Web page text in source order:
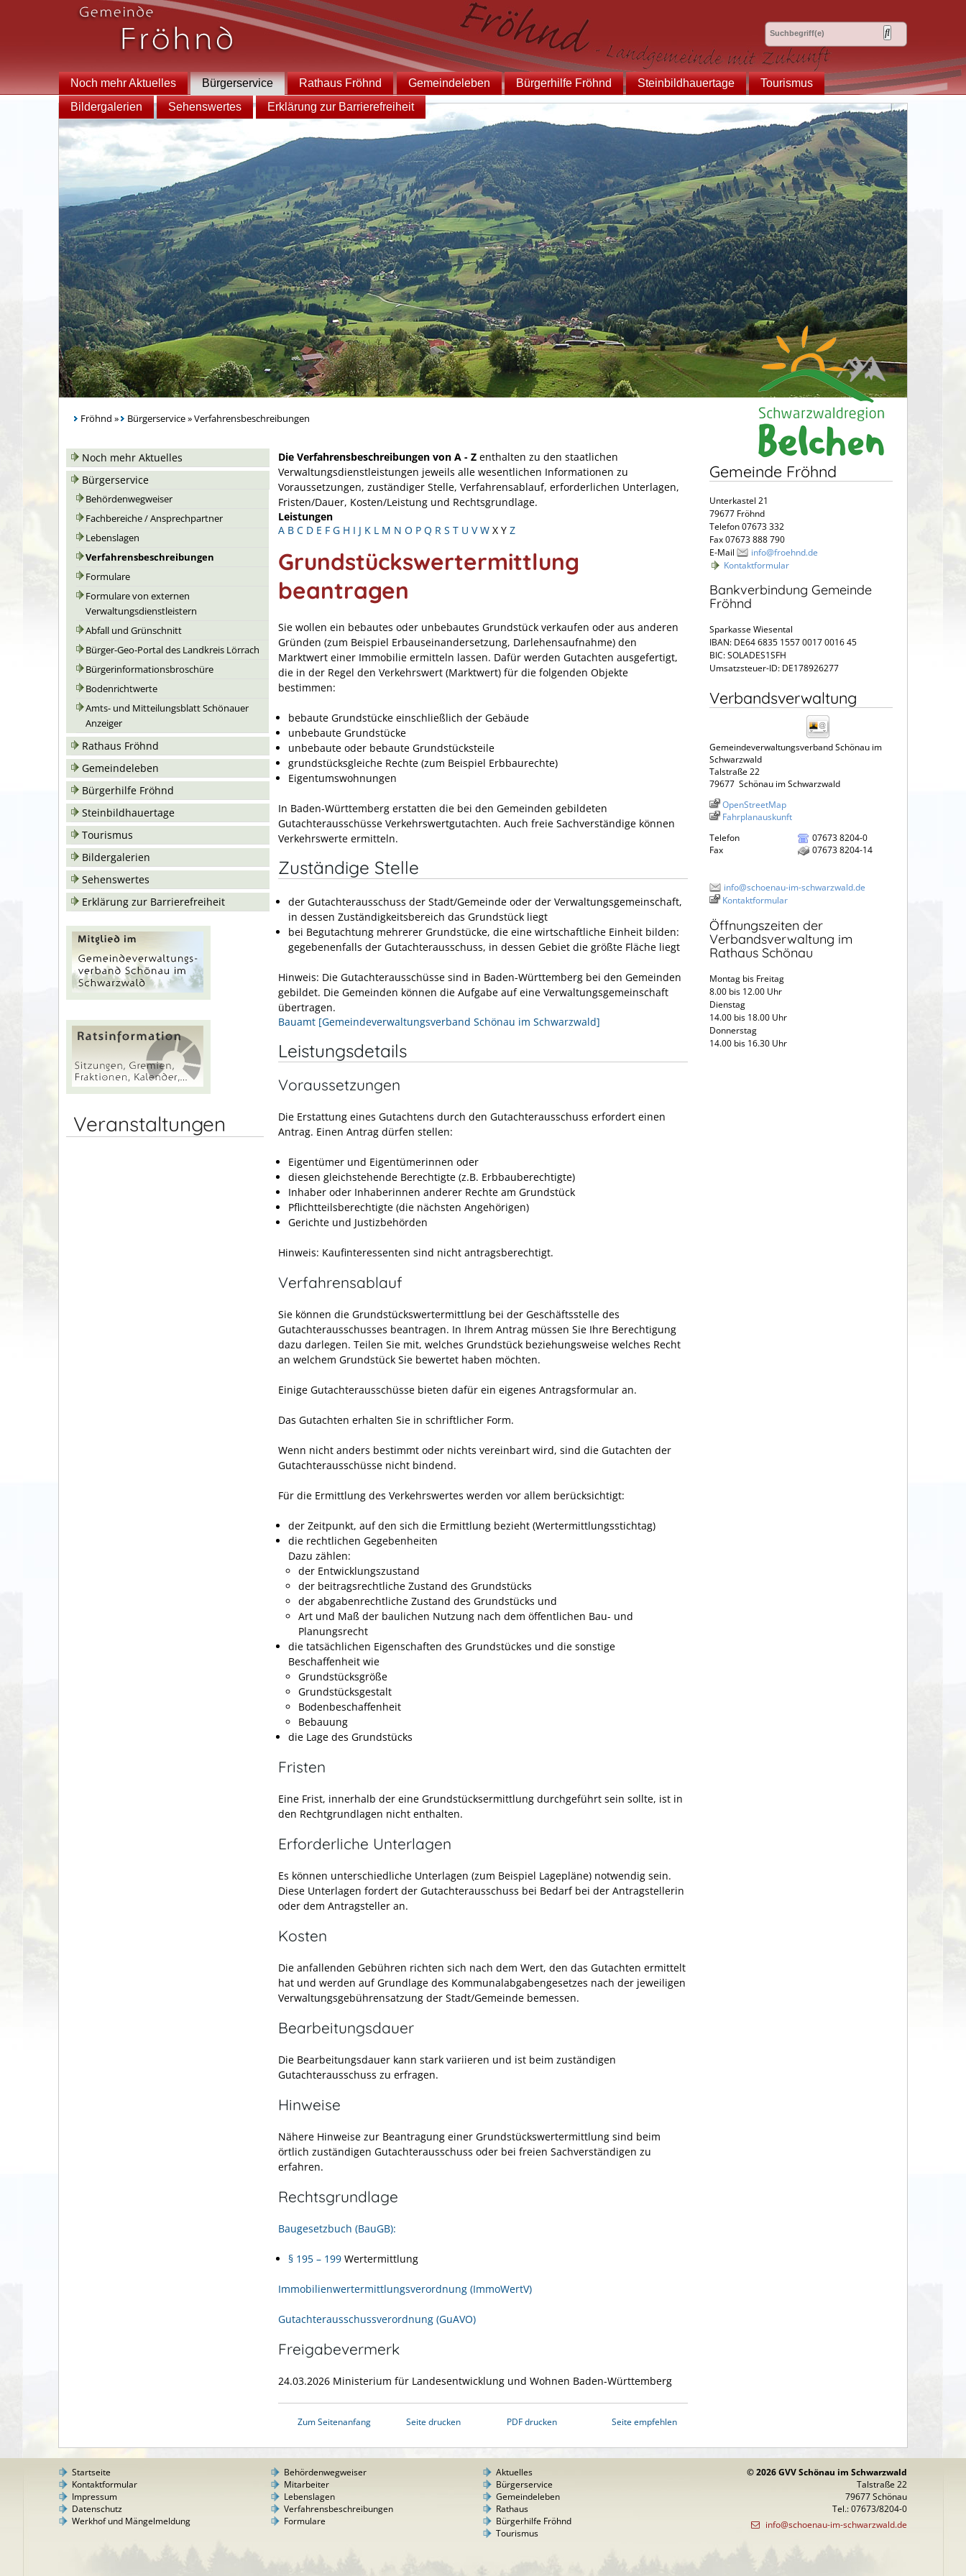
Noch mehr Aktuelles Bürgerservice Rathaus Fröhnd Gemeindeleben Bürgerhilfe Fröhnd Steinbildhauertage
Tourismus
Bildergalerien
Sehenswertes Erklärung zur Barrierefreiheit
Fröhnd » Bürgerservice»Verfahrensbeschreibungen
Noch mehr Aktuelles
Bürgerservice
Behördenwegweiser
Fachbereiche / Ansprechpartner
Lebenslagen
Verfahrensbeschreibungen
Formulare
Formulare von externen
Verwaltungsdienstleistern
Abfall und Grünschnitt
Bürger-Geo-Portal des Landkreis Lörrach
Bürgerinformationsbroschüre
Bodenrichtwerte
Amts- und Mitteilungsblatt Schönauer
Anzeiger
Rathaus Fröhnd
Gemeindeleben
Bürgerhilfe Fröhnd
Steinbildhauertage
Tourismus
Bildergalerien
Sehenswertes
Erklärung zur Barrierefreiheit
Veranstaltungen
Die Verfahrensbeschreibungen von A - Z enthalten zu den staatlichen
Verwaltungsdienstleistungen jeweils alle wesentlichen Informationen zu
Voraussetzungen, zuständiger Stelle, Verfahrensablauf, erforderlichen Unterlagen,
Fristen/Dauer, Kosten/Leistung und Rechtsgrundlage.
Leistungen
A B C D E F G H I J K L M N O P Q R S T U V W X Y Z
Grundstückswertermittlung
beantragen
Sie wollen ein bebautes oder unbebautes Grundstück verkaufen oder aus anderen
Gründen (zum Beispiel Erbauseinandersetzung, Darlehensaufnahme) den
Marktwert einer Immobilie ermitteln lassen. Dafür werden Gutachten ausgefertigt,
die in der Regel den Verkehrswert (Marktwert) für die folgenden Objekte
bestimmen:
bebaute Grundstücke einschließlich der Gebäude
unbebaute Grundstücke
unbebaute oder bebaute Grundstücksteile
grundstücksgleiche Rechte (zum Beispiel Erbbaurechte)
Eigentumswohnungen
In Baden-Württemberg erstatten die bei den Gemeinden gebildeten
Gutachterausschüsse Verkehrswertgutachten. Auch freie Sachverständige können
Verkehrswerte ermitteln.
Zuständige Stelle
der Gutachterausschuss der Stadt/Gemeinde oder der Verwaltungsgemeinschaft,
in dessen Zuständigkeitsbereich das Grundstück liegt
bei Begutachtung mehrerer Grundstücke, die eine wirtschaftliche Einheit bilden:
gegebenenfalls der Gutachterausschuss, in dessen Gebiet die größte Fläche liegt
Hinweis: Die Gutachterausschüsse sind in Baden-Württemberg bei den Gemeinden
gebildet. Die Gemeinden können die Aufgabe auf eine Verwaltungsgemeinschaft
übertragen.
Bauamt [Gemeindeverwaltungsverband Schönau im Schwarzwald]
Leistungsdetails
Voraussetzungen
Die Erstattung eines Gutachtens durch den Gutachterausschuss erfordert einen
Antrag. Einen Antrag dürfen stellen:
Eigentümer und Eigentümerinnen oder
diesen gleichstehende Berechtigte (z.B. Erbbauberechtigte)
Inhaber oder Inhaberinnen anderer Rechte am Grundstück
Pflichtteilsberechtigte (die nächsten Angehörigen)
Gerichte und Justizbehörden
Hinweis: Kaufinteressenten sind nicht antragsberechtigt.
Verfahrensablauf
Sie können die Grundstückswertermittlung bei der Geschäftsstelle des
Gutachterausschusses beantragen. In Ihrem Antrag müssen Sie Ihre Berechtigung
dazu darlegen. Teilen Sie mit, welches Grundstück beziehungsweise welches Recht
an welchem Grundstück Sie bewertet haben möchten.
Einige Gutachterausschüsse bieten dafür ein eigenes Antragsformular an.
Das Gutachten erhalten Sie in schriftlicher Form.
Wenn nicht anders bestimmt oder nichts vereinbart wird, sind die Gutachten der
Gutachterausschüsse nicht bindend.
Für die Ermittlung des Verkehrswertes werden vor allem berücksichtigt:
der Zeitpunkt, auf den sich die Ermittlung bezieht (Wertermittlungsstichtag)
die rechtlichen Gegebenheiten
Dazu zählen:
der Entwicklungszustand
der beitragsrechtliche Zustand des Grundstücks
der abgabenrechtliche Zustand des Grundstücks und
Art und Maß der baulichen Nutzung nach dem öffentlichen Bau- und
Planungsrecht
die tatsächlichen Eigenschaften des Grundstückes und die sonstige
Beschaffenheit wie
Grundstücksgröße
Grundstücksgestalt
Bodenbeschaffenheit
Bebauung
die Lage des Grundstücks
Fristen
Eine Frist, innerhalb der eine Grundstücksermittlung durchgeführt sein sollte, ist in
den Rechtgrundlagen nicht enthalten.
Erforderliche Unterlagen
Es können unterschiedliche Unterlagen (zum Beispiel Lagepläne) notwendig sein.
Diese Unterlagen fordert der Gutachterausschuss bei Bedarf bei der Antragstellerin
oder dem Antragsteller an.
Kosten
Die anfallenden Gebühren richten sich nach dem Wert, den das Gutachten ermittelt
hat und werden auf Grundlage des Kommunalabgabengesetzes nach der jeweiligen
Verwaltungsgebührensatzung der Stadt/Gemeinde bemessen.
Bearbeitungsdauer
Die Bearbeitungsdauer kann stark variieren und ist beim zuständigen
Gutachterausschuss zu erfragen.
Hinweise
Nähere Hinweise zur Beantragung einer Grundstückswertermittlung sind beim
örtlich zuständigen Gutachterausschuss oder bei freien Sachverständigen zu
erfahren.
Rechtsgrundlage
Baugesetzbuch (BauGB):
§ 195 – 199 Wertermittlung
Immobilienwertermittlungsverordnung (ImmoWertV)
Gutachterausschussverordnung (GuAVO)
Freigabevermerk
24.03.2026 Ministerium für Landesentwicklung und Wohnen Baden-Württemberg
Zum Seitenanfang Seite drucken PDF drucken Seite empfehlen
Gemeinde Fröhnd
Unterkastel 21
79677 Fröhnd
Telefon 07673 332
Fax 07673 888 790
E-Mail
info@froehnd.de
Kontaktformular
Bankverbindung Gemeinde
Fröhnd
Sparkasse Wiesental
IBAN: DE64 6835 1557 0017 0016 45
BIC: SOLADES1SFH
Umsatzsteuer-ID: DE178926277
Verbandsverwaltung
Gemeindeverwaltungsverband Schönau im
Schwarzwald
Talstraße 22
79677 Schönau im Schwarzwald
OpenStreetMap
Fahrplanauskunft
Telefon
07673 8204-0
Fax
07673 8204-14
info@schoenau-im-schwarzwald.de
Kontaktformular
Öffnungszeiten der
Verbandsverwaltung im
Rathaus Schönau
Montag bis Freitag
8.00 bis 12.00 Uhr
Dienstag
14.00 bis 18.00 Uhr
Donnerstag
14.00 bis 16.30 Uhr
Startseite
Kontaktformular
Impressum
Datenschutz
Werkhof und Mängelmeldung
Behördenwegweiser
Mitarbeiter
Lebenslagen
Verfahrensbeschreibungen
Formulare
Aktuelles
Bürgerservice
Gemeindeleben
Rathaus
Bürgerhilfe Fröhnd
Tourismus
© 2026 GVV Schönau im Schwarzwald
Talstraße 22
79677 Schönau
Tel.: 07673/8204-0
info@schoenau-im-schwarzwald.de